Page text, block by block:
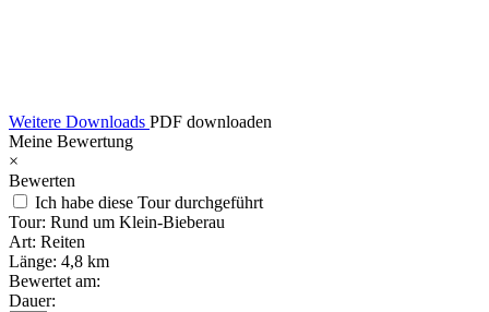
Weitere Downloads PDF downloaden
Meine Bewertung
×
Bewerten
Ich habe diese Tour durchgeführt
Tour: Rund um Klein-Bieberau
Art: Reiten
Länge: 4,8 km
Bewertet am:
Dauer: